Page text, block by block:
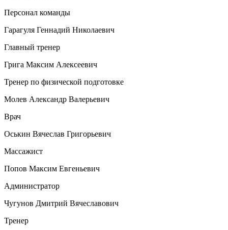
Персонал команды
Гарагуля Геннадий Николаевич
Главный тренер
Грига Максим Алексеевич
Тренер по физической подготовке
Молев Александр Валерьевич
Врач
Оськин Вячеслав Григорьевич
Массажист
Попов Максим Евгеньевич
Администратор
Чугунов Дмитрий Вячеславович
Тренер